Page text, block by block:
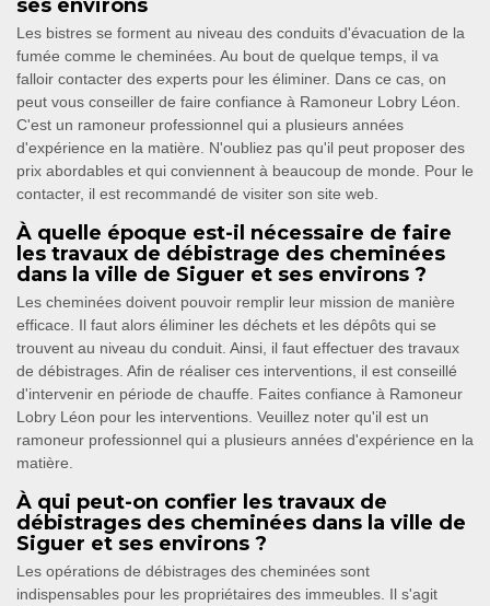
ses environs
Les bistres se forment au niveau des conduits d'évacuation de la
fumée comme le cheminées. Au bout de quelque temps, il va
falloir contacter des experts pour les éliminer. Dans ce cas, on
peut vous conseiller de faire confiance à Ramoneur Lobry Léon.
C'est un ramoneur professionnel qui a plusieurs années
d'expérience en la matière. N'oubliez pas qu'il peut proposer des
prix abordables et qui conviennent à beaucoup de monde. Pour le
contacter, il est recommandé de visiter son site web.
À quelle époque est-il nécessaire de faire
les travaux de débistrage des cheminées
dans la ville de Siguer et ses environs ?
Les cheminées doivent pouvoir remplir leur mission de manière
efficace. Il faut alors éliminer les déchets et les dépôts qui se
trouvent au niveau du conduit. Ainsi, il faut effectuer des travaux
de débistrages. Afin de réaliser ces interventions, il est conseillé
d'intervenir en période de chauffe. Faites confiance à Ramoneur
Lobry Léon pour les interventions. Veuillez noter qu'il est un
ramoneur professionnel qui a plusieurs années d'expérience en la
matière.
À qui peut-on confier les travaux de
débistrages des cheminées dans la ville de
Siguer et ses environs ?
Les opérations de débistrages des cheminées sont
indispensables pour les propriétaires des immeubles. Il s'agit